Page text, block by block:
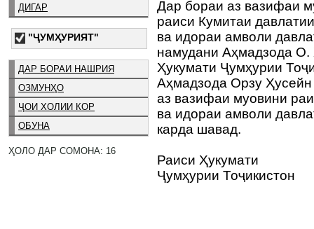
ДИГАР
"ҶУМҲУРИЯТ"
ДАР БОРАИ НАШРИЯ
ОЗМУНҲО
ҶОИ ХОЛИИ КОР
ОБУНА
ҲОЛО ДАР СОМОНА: 16
Дар бораи аз вазифаи
раиси Кумитаи
ва идораи амволи
намудани Аҳмадзода О.
Ҳукумати Ҷумҳурии
Аҳмадзода Орзу Ҳусейн
аз вазифаи муовини
ва идораи амволи
карда шавад.
Раиси Ҳукумати
Ҷумҳурии Тоҷикистон